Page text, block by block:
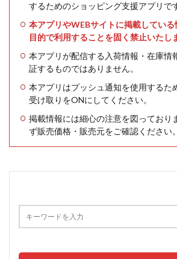
するためのショッピング支援アプリで
本アプリやWEBサイトに掲載してい
目的で利用することを固く禁止いたし
本アプリが配信する入荷情報・在庫情
証するものではありません。
本アプリはプッシュ通知を使用するた
受け取りをONにしてください。
掲載情報には細心の注意を図っており
ず販売価格・販売元をご確認ください。